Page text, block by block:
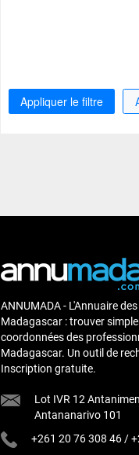
Appliquer le filtre
ANNUMADA - L'Annuaire
Madagascar : trouver
coordonnées des
Madagascar. Un outil de
Inscription gratuite.
Lot IVR 12
Antananarivo 101
+261 20 76 308 46/